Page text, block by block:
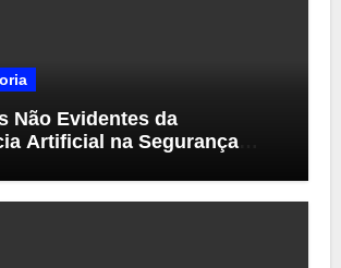
Não Evidentes da
Artificial na Segurança